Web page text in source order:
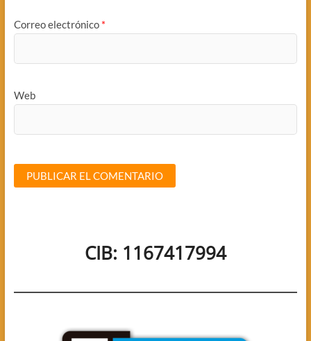
Correo electrónico *
Web
CIB: 1167417994